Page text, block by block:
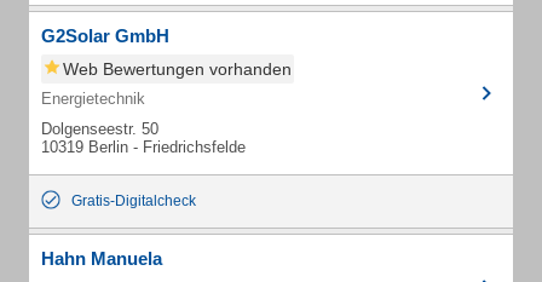
G2Solar GmbH
Web Bewertungen vorhanden
Energietechnik
Dolgenseestr. 50
10319 Berlin - Friedrichsfelde
Gratis-Digitalcheck
Hahn Manuela